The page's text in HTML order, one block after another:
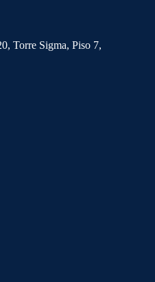
Torre Sigma, Piso 7,